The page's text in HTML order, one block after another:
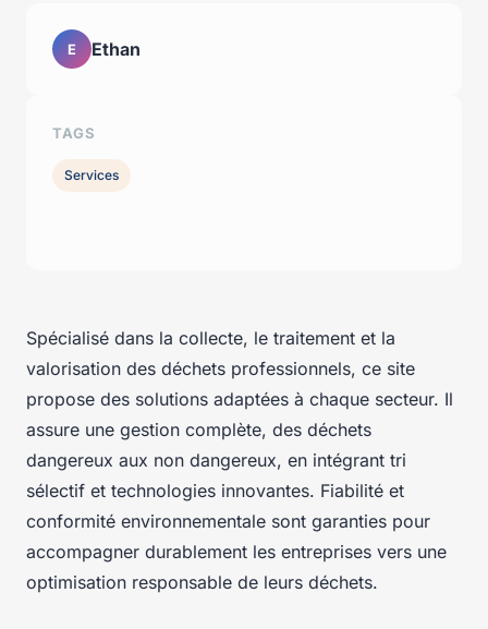
Spécialisé dans la collecte, le traitement et la
valorisation des déchets professionnels, ce site
propose des solutions adaptées à chaque secteur. Il
assure une gestion complète, des déchets
dangereux aux non dangereux, en intégrant tri
sélectif et technologies innovantes. Fiabilité et
conformité environnementale sont garanties pour
accompagner durablement les entreprises vers une
optimisation responsable de leurs déchets.
E Ethan
TAGS
Services